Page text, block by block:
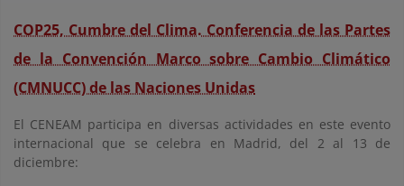
COP25, Cumbre del Clima. Conferencia de las Partes
de la Convención Marco sobre Cambio Climático
(CMNUCC) de las Naciones Unidas
El CENEAM participa en diversas actividades en este evento
internacional que se celebra en Madrid, del 2 al 13 de
diciembre: